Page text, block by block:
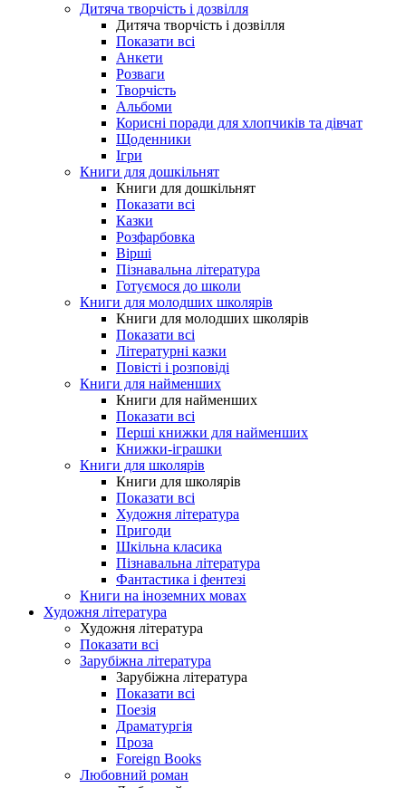
Дитяча творчість і дозвілля
Дитяча творчість і дозвілля
Показати всі
Анкети
Розваги
Творчість
Альбоми
Корисні поради для хлопчиків та дівчат
Щоденники
Ігри
Книги для дошкільнят
Книги для дошкільнят
Показати всі
Казки
Розфарбовка
Вірші
Пізнавальна література
Готуємося до школи
Книги для молодших школярів
Книги для молодших школярів
Показати всі
Літературні казки
Повісті і розповіді
Книги для найменших
Книги для найменших
Показати всі
Перші книжки для найменших
Книжки-іграшки
Книги для школярів
Книги для школярів
Показати всі
Художня література
Пригоди
Шкільна класика
Пізнавальна література
Фантастика і фентезі
Книги на іноземних мовах
Художня література
Художня література
Показати всі
Зарубіжна література
Зарубіжна література
Показати всі
Поезія
Драматургія
Проза
Foreign Books
Любовний роман